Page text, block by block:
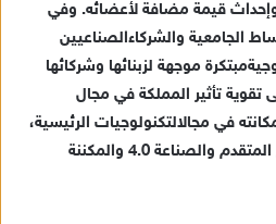
قيمة مضافة لأعضائه. وفي
الجامعية والشركاءالصناعيين
مبتكرة موجهة لزبنائها وشركائها
تقوية تأثير المملكة في مجال
في مجالالتكنولوجيات الرئيسية،
المتقدم والصناعة
والمكننة